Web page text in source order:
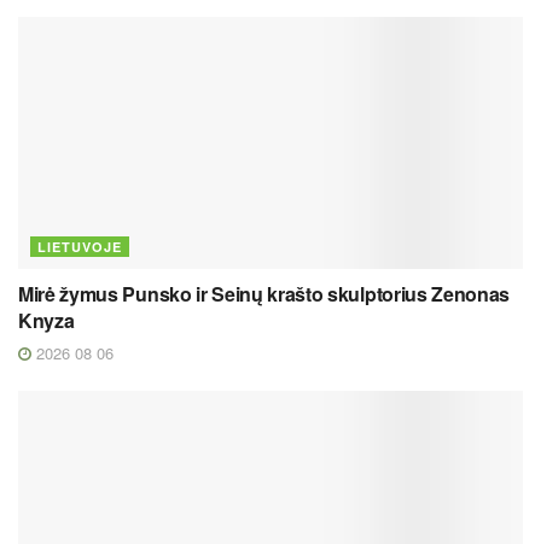
LIETUVOJE
Mirė žymus Punsko ir Seinų krašto skulptorius Zenonas
Knyza
2026 08 06